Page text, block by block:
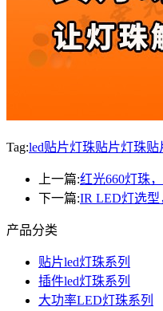
Tag:led贴片灯珠贴片灯珠贴
上一篇:红光660灯珠
下一篇:IR LED灯选
产品分类
贴片led灯珠系列
插件led灯珠系列
大功率LED灯珠系列